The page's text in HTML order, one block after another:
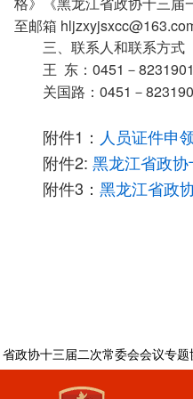
格》《黑龙江省政协十三届
至邮箱
三、联系人和联系方式
王 东： 0451 －
关国路： 0451 －
附件1 ： 人员证件申
附件2: 黑龙江省政
附件3 ： 黑龙江省政